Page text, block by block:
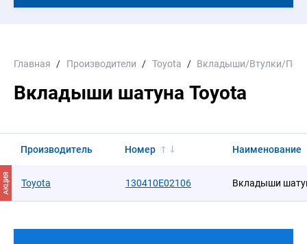
Главная Производители Toyota Вкладыши/Втулки/
Вкладыши шатуна Toyota
Производитель Номер Наименование
АКЦИЯ Toyota 130410E02106 Вкладыши